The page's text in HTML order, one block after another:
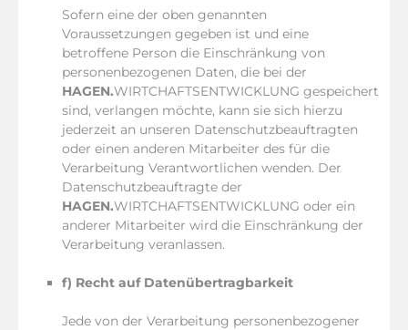
Sofern eine der oben genannten
Voraussetzungen gegeben ist und eine
betroffene Person die Einschränkung von
personenbezogenen Daten, die bei der
HAGEN.WIRTCHAFTSENTWICKLUNG gespeichert
sind, verlangen möchte, kann sie sich hierzu
jederzeit an unseren Datenschutzbeauftragten
oder einen anderen Mitarbeiter des für die
Verarbeitung Verantwortlichen wenden. Der
Datenschutzbeauftragte der
HAGEN.WIRTCHAFTSENTWICKLUNG oder ein
anderer Mitarbeiter wird die Einschränkung der
Verarbeitung veranlassen.
f) Recht auf Datenübertragbarkeit
Jede von der Verarbeitung personenbezogener